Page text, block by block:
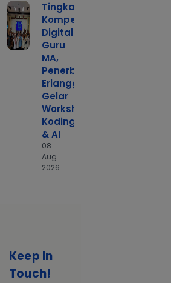
Tingkatkan
Kompetensi
Digital
Guru
MA,
Penerbit
Erlangga
Gelar
Workshop
Koding
& AI
08
Aug
2026
Keep In
Touch!